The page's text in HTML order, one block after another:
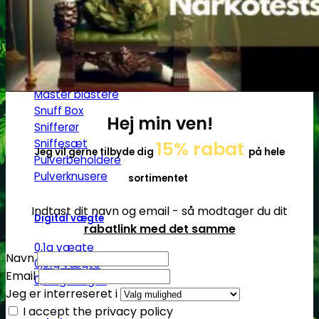
Ø20
SG14
Sniff & Snus
Master blastere
Snuff Box
Snifferør
Sniffesæt
Pulverbeholdere
Pulverknusere
Digital vægte
0,1g vægte
0,01g vægte
0,001g vægte
Hej min ven!
Jeg vil gerne tilbyde dig 15% rabat på hele
sortimentet
Indtast dit navn og email - så modtager du dit
rabatlink med det samme
Navn
Email
Jeg er interreseret i
I accept the privacy policy